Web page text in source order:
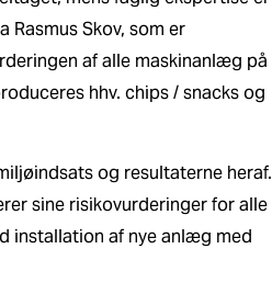
Rasmus Skov, som er
af alle maskinanlæg på
hhv. chips / snacks og
og resultaterne heraf.
sine risikovurderinger for alle
installation af nye anlæg med